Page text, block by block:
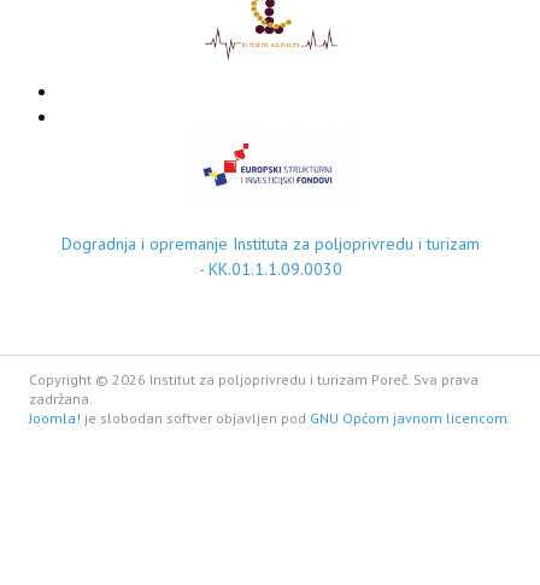
Dogradnja i opremanje Instituta za poljoprivredu i turizam
- KK.01.1.1.09.0030
Copyright © 2026 Institut za poljoprivredu i turizam Poreč. Sva prava
zadržana.
Joomla! je slobodan softver objavljen pod GNU Općom javnom licencom.